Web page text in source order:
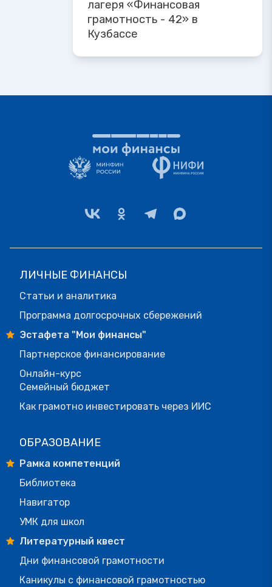
лагеря «Финансовая
грамотность - 42» в
Кузбассе
ЛИЧНЫЕ ФИНАНСЫ
Статьи и аналитика
Программа долгосрочных сбережений
Эстафета "Мои финансы"
Партнерское финансирование
Онлайн-курс
Семейный бюджет
Как грамотно инвестировать через ИИС
ОБРАЗОВАНИЕ
Рамка компетенций
Библиотека
Навигатор
УМК для школ
Литературный квест
Дни финансовой грамотности
Каникулы с финансовой грамотностью